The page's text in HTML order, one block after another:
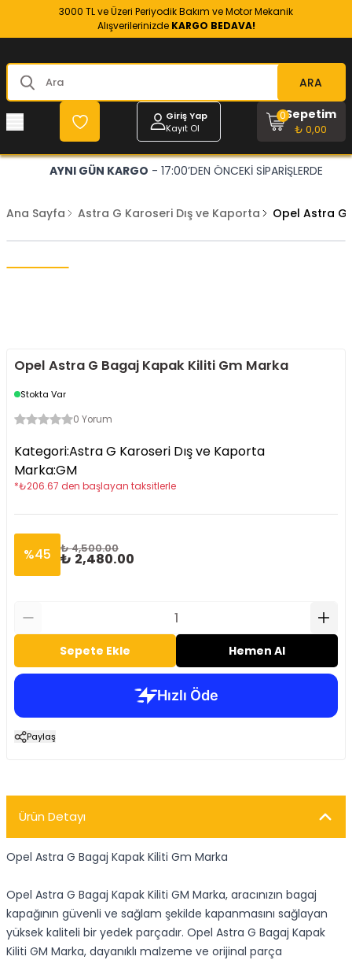
3000 TL ve Üzeri Periyodik Bakım ve Motor Mekanik
Alışverilerinizde KARGO BEDAVA!
ARA
Giriş Yap
Kayıt Ol
Sepetim
₺ 0,00
0
AYNI GÜN KARGO - 17:00’DEN ÖNCEKİ SİPARİŞLERDE
Ana Sayfa Astra G Karoseri Dış ve Kaporta Opel Astra G
Opel Astra G Bagaj Kapak Kiliti Gm Marka
Stokta Var
0 Yorum
Kategori:Astra G Karoseri Dış ve Kaporta
Marka:GM
*₺206.67 den başlayan taksitlerle
%45 ₺ 4,500.00
₺ 2,480.00
Sepete Ekle Hemen Al
Paylaş
Ürün Detayı
Opel Astra G Bagaj Kapak Kiliti Gm Marka
Opel Astra G Bagaj Kapak Kiliti GM Marka, aracınızın bagaj
kapağının güvenli ve sağlam şekilde kapanmasını sağlayan
yüksek kaliteli bir yedek parçadır. Opel Astra G Bagaj Kapak
Kiliti GM Marka, dayanıklı malzeme ve orijinal parça